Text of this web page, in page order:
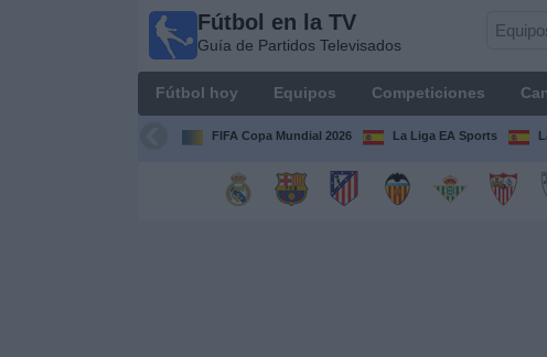
Fútbol en la TV
Guía de Partidos Televisados
Fútbol hoy Equipos Competiciones
FIFA Copa Mundial 2026 La Liga EA Sports